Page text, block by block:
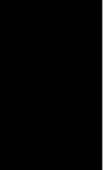
y general
In Real Life fué producida en